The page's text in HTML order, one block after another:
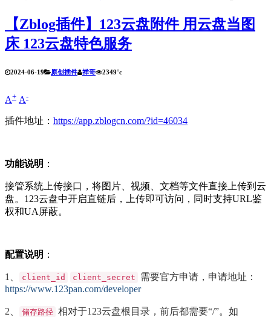
【Zblog插件】123云盘附件 用云盘当图
床 123云盘特色服务
2024-06-19 原创插件 祥哥 2349°c
A+ A-
插件地址： https://app.zblogcn.com/?id=46034
功能说明 ：
接管系统上传接口，将图片、视频、文档等文件直接上传到云
盘。123云盘中开启直链后，上传即可访问，同时支持URL鉴
权和UA屏蔽。
配置说明 ：
1、 client_id client_secret
需要官方申请，申请地址：
https://www.123pan.com/developer
2、 储存路径 相对于123云盘根目录，前后都需要“/”。如